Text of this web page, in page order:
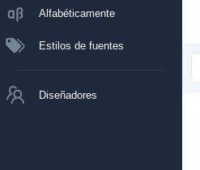
Alfabéticamente
Estilos de fuentes
Diseñadores